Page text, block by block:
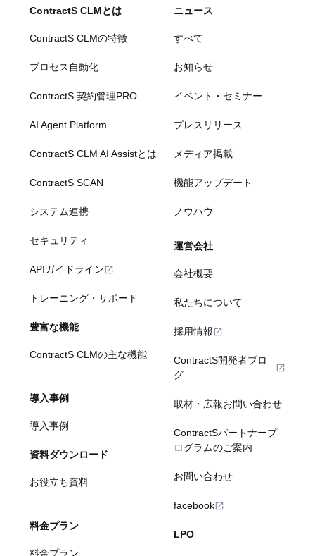
ContractS CLMとは
ContractS CLMの特徴
プロセス自動化
ContractS 契約管理PRO
AI Agent Platform
ContractS CLM AI Assistとは
ContractS SCAN
システム連携
セキュリティ
APIガイドライン
トレーニング・サポート
豊富な機能
ContractS CLMの主な機能
導入事例
導入事例
資料ダウンロード
お役立ち資料
料金プラン
料金プラン
ニュース
すべて
お知らせ
イベント・セミナー
プレスリリース
メディア掲載
機能アップデート
ノウハウ
運営会社
会社概要
私たちについて
採用情報
ContractS開発者ブロ
グ
取材・広報お問い合わせ
ContractSパートナープ
ログラムのご案内
お問い合わせ
facebook
LPO